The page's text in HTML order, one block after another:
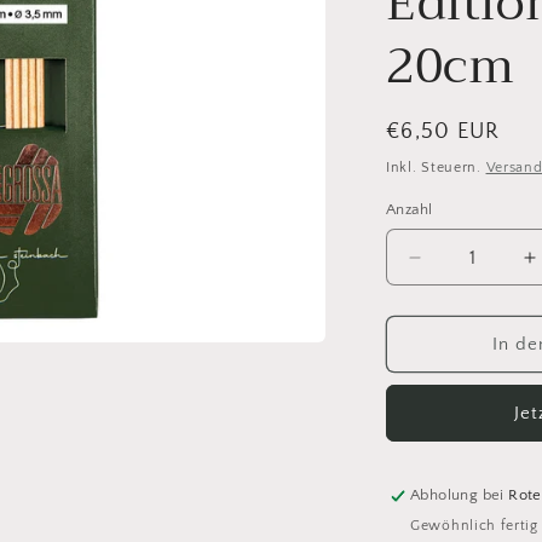
20cm
Normaler
Preis
€6,50 EUR
Inkl. Steuern. Versand
Anzahl
Anzahl
Verringere
die
Menge
Steinbach
2,75mm
/
/
In
Abholung bei
Gewöhnlich fertig